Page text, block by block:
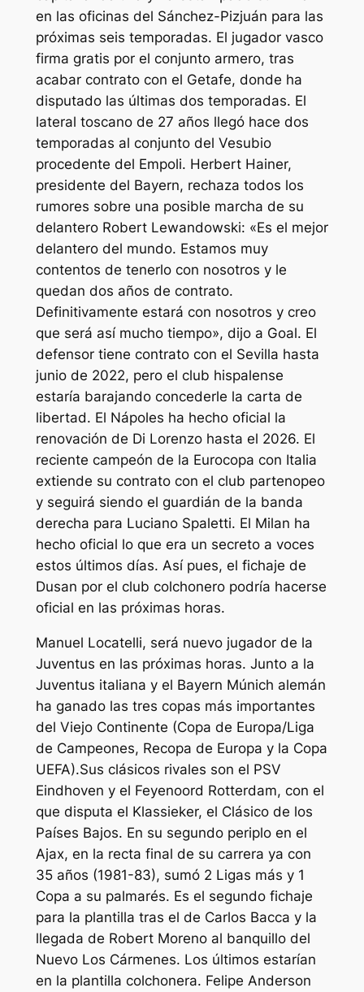
en las oficinas del Sánchez-Pizjuán para las
próximas seis temporadas. El jugador vasco
firma gratis por el conjunto armero, tras
acabar contrato con el Getafe, donde ha
disputado las últimas dos temporadas. El
lateral toscano de 27 años llegó hace dos
temporadas al conjunto del Vesubio
procedente del Empoli. Herbert Hainer,
presidente del Bayern, rechaza todos los
rumores sobre una posible marcha de su
delantero Robert Lewandowski: «Es el mejor
delantero del mundo. Estamos muy
contentos de tenerlo con nosotros y le
quedan dos años de contrato.
Definitivamente estará con nosotros y creo
que será así mucho tiempo», dijo a Goal. El
defensor tiene contrato con el Sevilla hasta
junio de 2022, pero el club hispalense
estaría barajando concederle la carta de
libertad. El Nápoles ha hecho oficial la
renovación de Di Lorenzo hasta el 2026. El
reciente campeón de la Eurocopa con Italia
extiende su contrato con el club partenopeo
y seguirá siendo el guardián de la banda
derecha para Luciano Spaletti. El Milan ha
hecho oficial lo que era un secreto a voces
estos últimos días. Así pues, el fichaje de
Dusan por el club colchonero podría hacerse
oficial en las próximas horas.
Manuel Locatelli, será nuevo jugador de la
Juventus en las próximas horas. Junto a la
Juventus italiana y el Bayern Múnich alemán
ha ganado las tres copas más importantes
del Viejo Continente (Copa de Europa/Liga
de Campeones, Recopa de Europa y la Copa
UEFA).Sus clásicos rivales son el PSV
Eindhoven y el Feyenoord Rotterdam, con el
que disputa el Klassieker, el Clásico de los
Países Bajos. En su segundo periplo en el
Ajax, en la recta final de su carrera ya con
35 años (1981-83), sumó 2 Ligas más y 1
Copa a su palmarés. Es el segundo fichaje
para la plantilla tras el de Carlos Bacca y la
llegada de Robert Moreno al banquillo del
Nuevo Los Cármenes. Los últimos estarían
en la plantilla colchonera. Felipe Anderson